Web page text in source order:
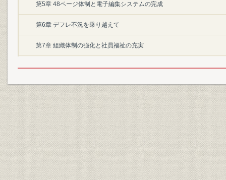
第5章 48ページ体制と電子編集システムの完成
第6章 デフレ不況を乗り越えて
第7章 組織体制の強化と社員福祉の充実
第8章 グループ経営の基盤強化
資料編